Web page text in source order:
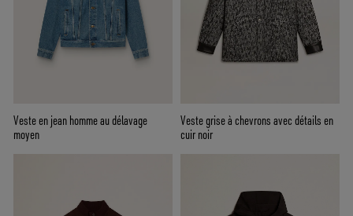
Veste en jean homme au délavage
moyen
Veste grise à chevrons avec détails en
cuir noir